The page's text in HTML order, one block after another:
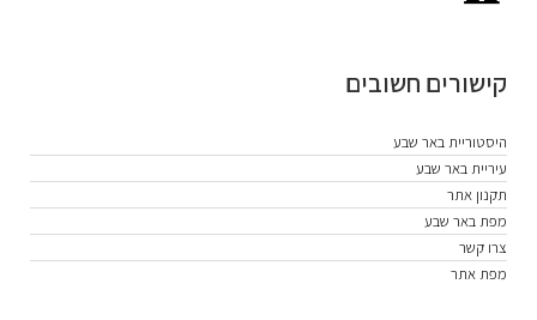
קישורים חשובים
היסטוריית באר שבע
עיריית באר שבע
תקנון אתר
מפת באר שבע
צרו קשר
מפת אתר